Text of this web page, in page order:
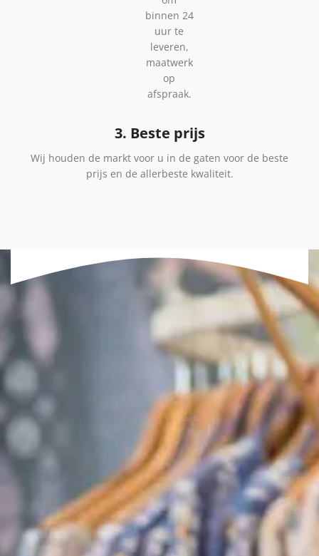
binnen 24
uur te
leveren,
maatwerk
op
afspraak.
3. Beste prijs
Wij houden de markt voor u in de gaten voor de beste
prijs en de allerbeste kwaliteit.